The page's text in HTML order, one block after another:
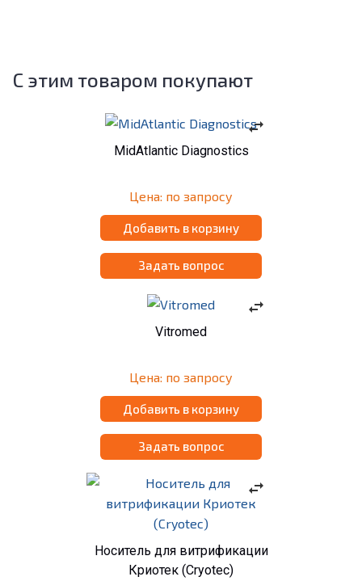
С этим товаром покупают
swap_horiz
MidAtlantic Diagnostics
Цена: по запросу
Добавить в корзину
Задать вопрос
swap_horiz
Vitromed
Цена: по запросу
Добавить в корзину
Задать вопрос
swap_horiz
Носитель для витрификации
Криотек (Cryotec)